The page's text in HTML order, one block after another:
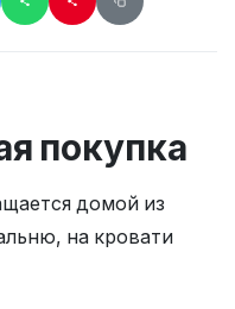
покупка
домой из
на кровати